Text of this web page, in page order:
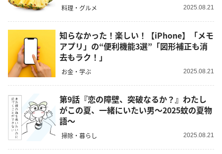
料理・グルメ 2025.08.21
知らなかった！楽しい！【iPhone】「メモ
アプリ」の“便利機能3選”「図形補正も消
去もラク！」
お金・学ぶ 2025.08.21
第9話『恋の障壁、突破なるか？』わたし
がこの夏、一緒にいたい男～2025蚊の夏物
語～
掃除・暮らし 2025.08.21